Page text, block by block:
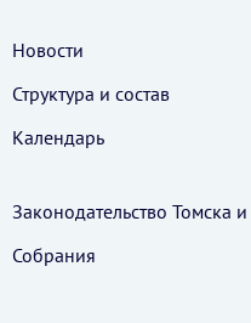
Новости
Структура и состав
Календарь
Законодательство Томска
Собрания